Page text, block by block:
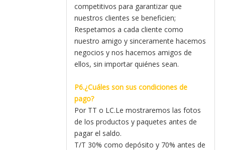
competitivos para garantizar que
nuestros clientes se beneficien;
Respetamos a cada cliente como
nuestro amigo y sinceramente hacemos
negocios y nos hacemos amigos de
ellos, sin importar quiénes sean.
P6.¿Cuáles son sus condiciones de
pago?
Por TT o LC.Le mostraremos las fotos
de los productos y paquetes antes de
pagar el saldo.
T/T 30% como depósito y 70% antes de